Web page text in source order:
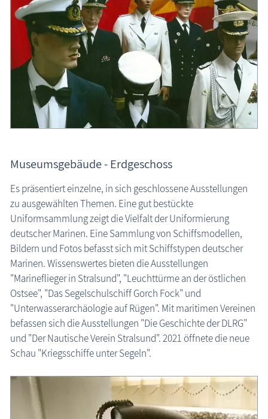
Museumsgebäude - Erdgeschoss
Es präsentiert einzelne, in sich geschlossene Ausstellungen
zu ausgewählten Themen. Eine gut bestückte
Uniformsammlung zeigt die Vielfalt der Uniformierung
deutscher Marinen. Eine Sammlung von Schiffsmodellen,
Bildern und Fotos befasst sich mit Schiffstypen deutscher
Marinen. Wissenswertes bieten die Ausstellungen
"Marineflieger in Stralsund", "Leuchttürme an der östlichen
Ostsee", "Das Segelschulschiff Gorch Fock" und
"Unterwasserarchäologie auf Rügen". Mit maritimen Vereinen
befassen sich die Ausstellungen "Die Geschichte der DLRG"
und "Der Nautische Verein Stralsund". 2021 öffnete die neue
Schau "Kriegsschiffe unter Segeln".